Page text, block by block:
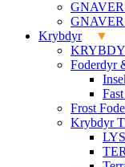
Krybdyr
Foderdyr
Frost
Krybdyr